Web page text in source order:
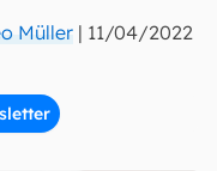
Müller | 11/04/2022
os Termos de